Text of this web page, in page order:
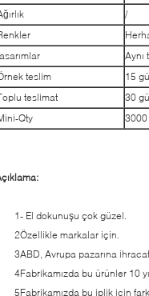
/
Aynı
teslim
15
teslimat
30
Qty
3000
1- El dokunuşu çok güzel.
2Özellikle markalar için.
3ABD, Avrupa pazarına
4Fabrikamızda bu ürünler 10
5Fabrikamızda bu iplik için